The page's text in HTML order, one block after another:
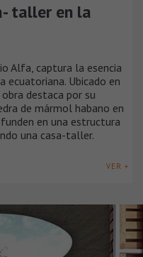
taller en la
Alfa, captura la esencia
ecuatoriana. Ubicado en
destaca por su
de mármol habano en
en una estructura
una casa-taller.
VER +